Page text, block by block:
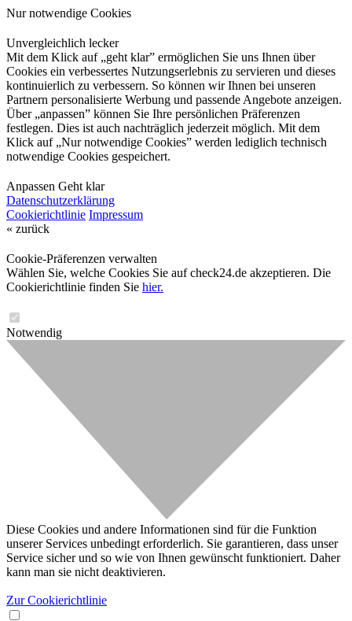
Nur notwendige Cookies
Unvergleichlich lecker
Mit dem Klick auf „geht klar” ermöglichen Sie uns Ihnen über
Cookies ein verbessertes Nutzungserlebnis zu servieren und dieses
kontinuierlich zu verbessern. So können wir Ihnen bei unseren
Partnern personalisierte Werbung und passende Angebote anzeigen.
Über „anpassen” können Sie Ihre persönlichen Präferenzen
festlegen. Dies ist auch nachträglich jederzeit möglich. Mit dem
Klick auf „Nur notwendige Cookies” werden lediglich technisch
notwendige Cookies gespeichert.
Anpassen Geht klar
Datenschutzerklärung
Cookierichtlinie Impressum
« zurück
Cookie-Präferenzen verwalten
Wählen Sie, welche Cookies Sie auf check24.de akzeptieren. Die
Cookierichtlinie finden Sie hier.
Notwendig
Diese Cookies und andere Informationen sind für die Funktion
unserer Services unbedingt erforderlich. Sie garantieren, dass unser
Service sicher und so wie von Ihnen gewünscht funktioniert. Daher
kann man sie nicht deaktivieren.
Zur Cookierichtlinie